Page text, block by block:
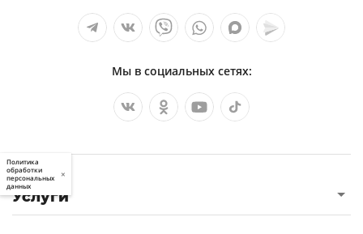
Мы в социальных сетях:
Услуги
Политика
обработки
персональных
данных
×